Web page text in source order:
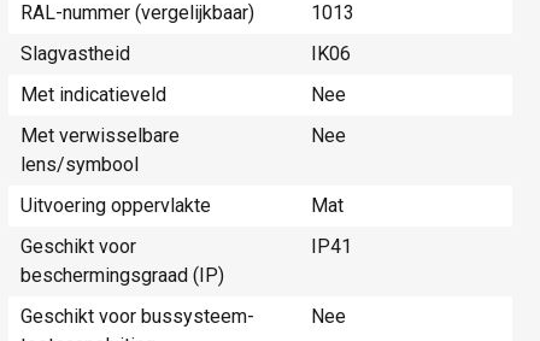
RAL-nummer (vergelijkbaar)
1013
Slagvastheid
IK06
Met indicatieveld
Nee
Met verwisselbare
lens/symbool
Nee
Uitvoering oppervlakte
Mat
Geschikt voor
beschermingsgraad (IP)
IP41
Geschikt voor bussysteem-
Nee